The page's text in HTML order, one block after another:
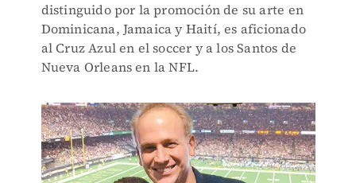
distinguido por la promoción de su arte en
Dominicana, Jamaica y Haití, es aficionado
al Cruz Azul en el soccer y a los Santos de
Nueva Orleans en la NFL.